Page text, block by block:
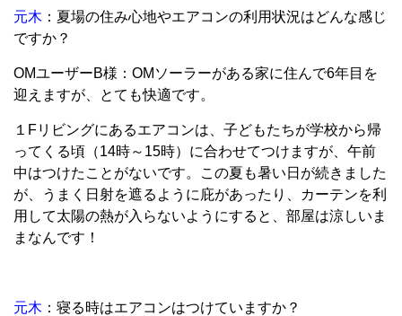
元木 ：夏場の住み心地やエアコンの利用状況はどんな感じ
ですか？
OMユーザーB様：OMソーラーがある家に住んで6年目を
迎えますが、とても快適です。
１Fリビングにあるエアコンは、子どもたちが学校から帰
ってくる頃（14時～15時）に合わせてつけますが、午前
中はつけたことがないです。この夏も暑い日が続きました
が、うまく日射を遮るように庇があったり、カーテンを利
用して太陽の熱が入らないようにすると、部屋は涼しいま
まなんです！
元木 ：寝る時はエアコンはつけていますか？